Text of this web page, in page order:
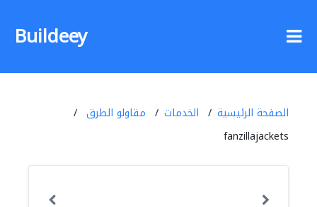
Buildeey
الصفحة الرئيسية الخدمات
مقاولو الطرق
fanzillajackets